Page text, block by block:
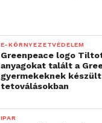
E-KÖRNYEZETVÉDELEM
Greenpeace logo
anyagokat talált a
gyermekeknek
tetoválásokban
IPAR